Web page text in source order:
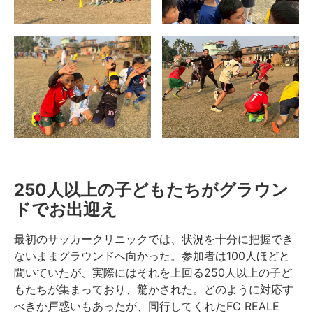
250人以上の子どもたちがグラウン
ドでお出迎え
最初のサッカークリニックでは、状況を十分に把握でき
ないままグラウンドへ向かった。参加者は100人ほどと
聞いていたが、実際にはそれを上回る250人以上の子ど
もたちが集まっており、驚かされた。どのように対応す
べきか戸惑いもあったが、同行してくれたFC REALE